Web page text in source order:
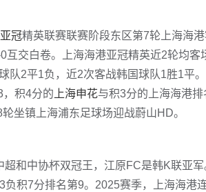
亚冠精英联赛联赛阶段东区第7轮上海海
互交白卷。上海海港亚冠精英近2轮均
队2平1负，近2次客战韩国球队1胜1平。
，积4分的 上海申花与积3分的上海海港
坐镇上海浦东足球场迎战蔚山HD。
超和中协杯双冠王，江原FC是韩K联亚
负积7分排名第9。2025赛季，上海海港